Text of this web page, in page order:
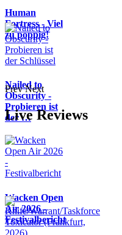
Human
Fortress - Viel
zu poppig!
Nailed to
Obscurity -
Probieren ist
der …
Prev Next
Live Reviews
Wacken Open
Air 2026 -
Festivalbericht